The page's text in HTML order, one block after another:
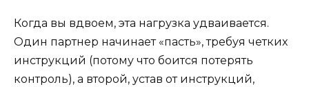
Когда вы вдвоем, эта нагрузка удваивается.
Один партнер начинает «пасть», требуя четких
инструкций (потому что боится потерять
контроль), а второй, устав от инструкций,